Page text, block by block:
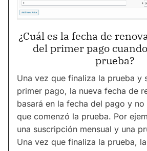
¿Cuál es la fecha de
del primer pago
prueba?
Una vez que finaliza la prueba y
primer pago, la nueva fecha de
basará en la fecha del pago y
que comenzó la prueba. Por
una suscripción mensual y una
Una vez que finaliza la prueba,